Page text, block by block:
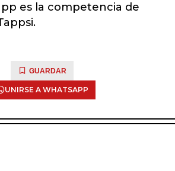
es la competencia de
GUARDAR
UNIRSE A WHATSAPP